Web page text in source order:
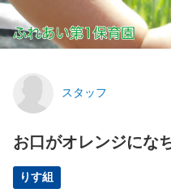
スタッフ
お口がオレンジにな
りす組